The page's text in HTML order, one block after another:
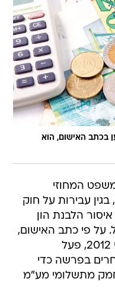
בכתב האישום, הוא
המחוזי
עבירות על חוק
הלבנת הון
שקל. על פי כתב האישום,
בתקופה שבין ינואר 2011 למאי 2012, פעל
בפרשה כדי
מתשלומי מע"מ